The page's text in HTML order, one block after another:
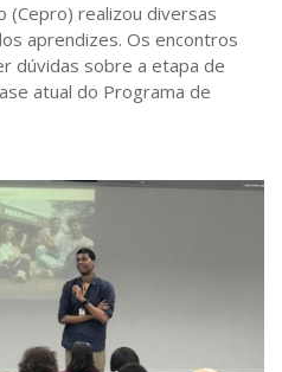
(Cepro) realizou diversas
aprendizes. Os encontros
dúvidas sobre a etapa de
atual do Programa de